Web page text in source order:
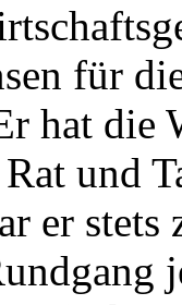
für
hat
und
er